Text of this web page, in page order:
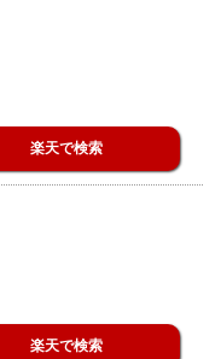
楽天で検索
楽天で検索